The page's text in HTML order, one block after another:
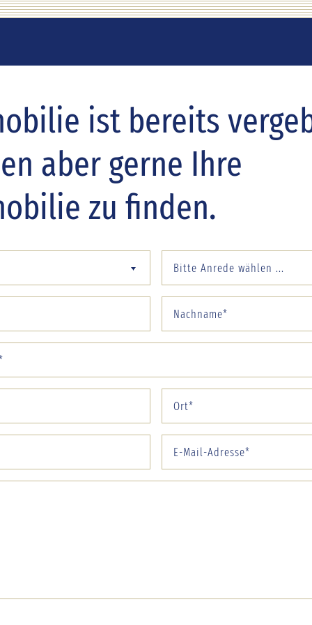
ist bereits
aber gerne Ihre
zu finden.
Bitte Anrede wählen ...